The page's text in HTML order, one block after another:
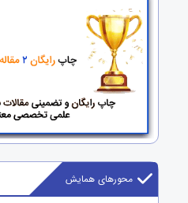
محورهای همایش